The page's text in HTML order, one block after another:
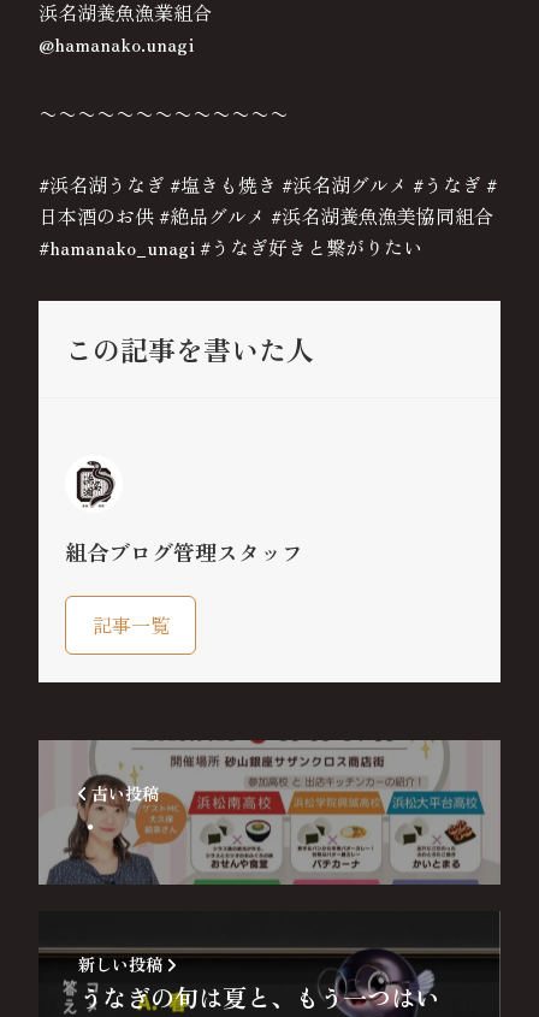
浜名湖養魚漁業組合
@hamanako.unagi
〜〜〜〜〜〜〜〜〜〜〜〜〜
#浜名湖うなぎ #塩きも焼き #浜名湖グルメ #うなぎ #
日本酒のお供 #絶品グルメ #浜名湖養魚漁美協同組合
#hamanako_unagi #うなぎ好きと繋がりたい
この記事を書いた人
組合ブログ管理スタッフ
記事一覧
古い投稿
・
新しい投稿
うなぎの旬は夏と、もう一つはい